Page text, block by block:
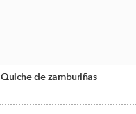
Quiche de zamburiñas